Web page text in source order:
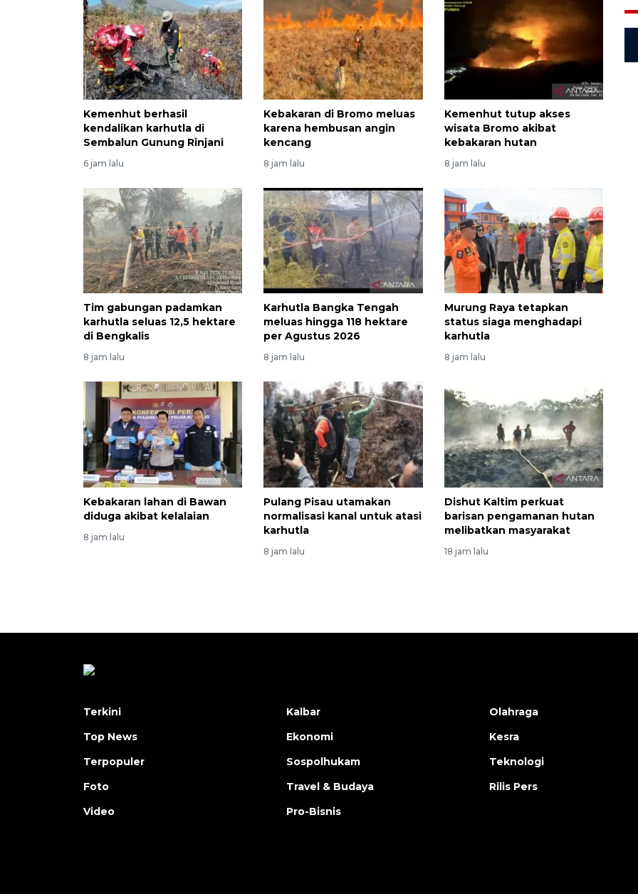
Kemenhut berhasil
kendalikan karhutla di
Sembalun Gunung Rinjani
6 jam lalu
Kebakaran di Bromo meluas
karena hembusan angin
kencang
8 jam lalu
Kemenhut tutup akses
wisata Bromo akibat
kebakaran hutan
8 jam lalu
Tim gabungan padamkan
karhutla seluas 12,5 hektare
di Bengkalis
8 jam lalu
Karhutla Bangka Tengah
meluas hingga 118 hektare
per Agustus 2026
8 jam lalu
Murung Raya tetapkan
status siaga menghadapi
karhutla
8 jam lalu
Kebakaran lahan di Bawan
diduga akibat kelalaian
8 jam lalu
Pulang Pisau utamakan
normalisasi kanal untuk atasi
karhutla
8 jam lalu
Dishut Kaltim perkuat
barisan pengamanan hutan
melibatkan masyarakat
18 jam lalu
Layanan haji Indonesia
semakin memuaskan
2026-08-08 15:00:00
Terkini
Top News
Terpopuler
Foto
Video
Kalbar
Ekonomi
Sospolhukam
Travel & Budaya
Pro-Bisnis
Olahraga
Kesra
Teknologi
Rilis Pers